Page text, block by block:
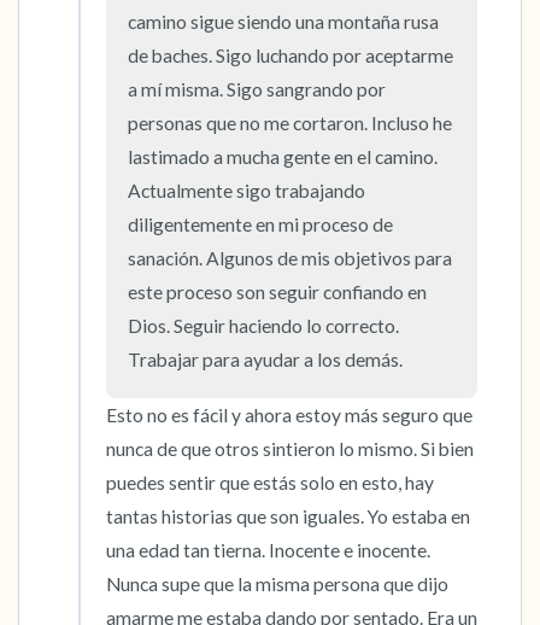
camino sigue siendo una montaña rusa
de baches. Sigo luchando por aceptarme
a mí misma. Sigo sangrando por
personas que no me cortaron. Incluso he
lastimado a mucha gente en el camino.
Actualmente sigo trabajando
diligentemente en mi proceso de
sanación. Algunos de mis objetivos para
este proceso son seguir confiando en
Dios. Seguir haciendo lo correcto.
Trabajar para ayudar a los demás.
Esto no es fácil y ahora estoy más seguro que
nunca de que otros sintieron lo mismo. Si bien
puedes sentir que estás solo en esto, hay
tantas historias que son iguales. Yo estaba en
una edad tan tierna. Inocente e inocente.
Nunca supe que la misma persona que dijo
amarme me estaba dando por sentado. Era un
1 – cosa que te gusta de ti mismo.
Respira hondo para terminar.